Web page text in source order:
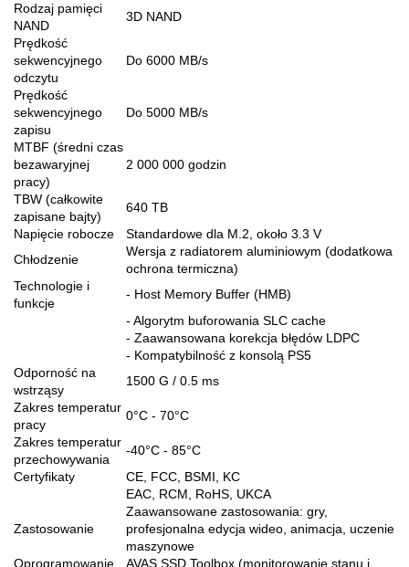
Rodzaj pamięci
NAND
3D NAND
Prędkość
sekwencyjnego
odczytu
Do 6000 MB/s
Prędkość
sekwencyjnego
zapisu
Do 5000 MB/s
MTBF (średni czas
bezawaryjnej
pracy)
2 000 000 godzin
TBW (całkowite
zapisane bajty)
640 TB
Napięcie robocze
Standardowe dla M.2, około 3.3 V
Chłodzenie
Wersja z radiatorem aluminiowym (dodatkowa
ochrona termiczna)
Technologie i
funkcje
- Host Memory Buffer (HMB)
- Algorytm buforowania SLC cache
- Zaawansowana korekcja błędów LDPC
- Kompatybilność z konsolą PS5
Odporność na
wstrząsy
1500 G / 0.5 ms
Zakres temperatur
pracy
0°C - 70°C
Zakres temperatur
przechowywania
-40°C - 85°C
Certyfikaty
CE, FCC, BSMI, KC
EAC, RCM, RoHS, UKCA
Zastosowanie
Zaawansowane zastosowania: gry,
profesjonalna edycja wideo, animacja, uczenie
maszynowe
Oprogramowanie
AVAS SSD Toolbox (monitorowanie stanu i